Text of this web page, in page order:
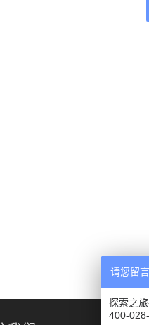
请您留言
探索之
400-